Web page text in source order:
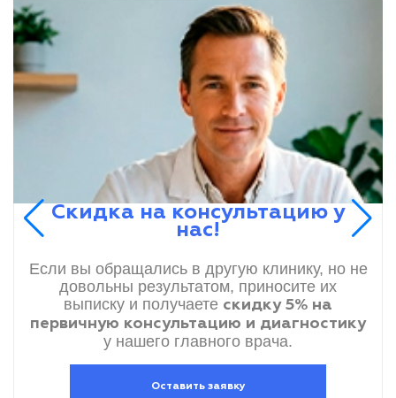
Скидка на консультацию у
нас!
Если вы обращались в другую клинику, но не
довольны результатом, приносите их
выписку и получаете скидку 5% на
первичную консультацию и диагностику
у нашего главного врача.
Оставить заявку